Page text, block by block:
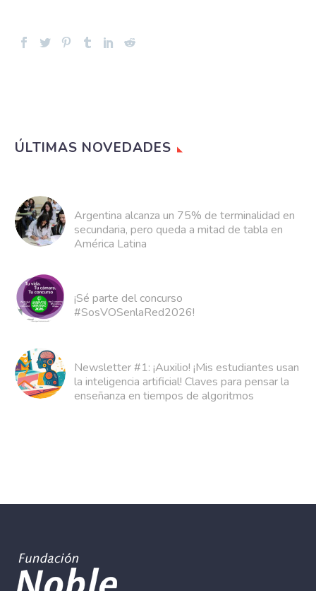
ÚLTIMAS NOVEDADES
Argentina alcanza un 75% de terminalidad en
secundaria, pero queda a mitad de tabla en
América Latina
¡Sé parte del concurso
#SosVOSenlaRed2026!
Newsletter #1: ¡Auxilio! ¡Mis estudiantes usan
la inteligencia artificial! Claves para pensar la
enseñanza en tiempos de algoritmos